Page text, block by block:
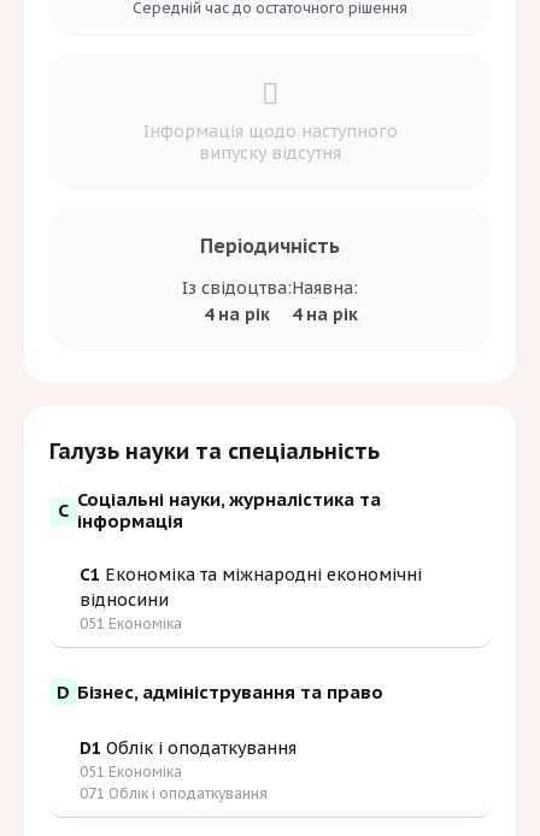
Галузь науки та спеціальність
С Соціальні науки, журналістика та
інформація
C1 Економіка та міжнародні економічні
відносини
051 Економіка
D Бізнес, адміністрування та право
D1 Облік і оподаткування
051 Економіка
071 Облік і оподаткування
Середній час до остаточного рішення
Інформація щодо наступного
випуску відсутня
Періодичність
Із свідоцтва:
4 на рік
Наявна:
4 на рік